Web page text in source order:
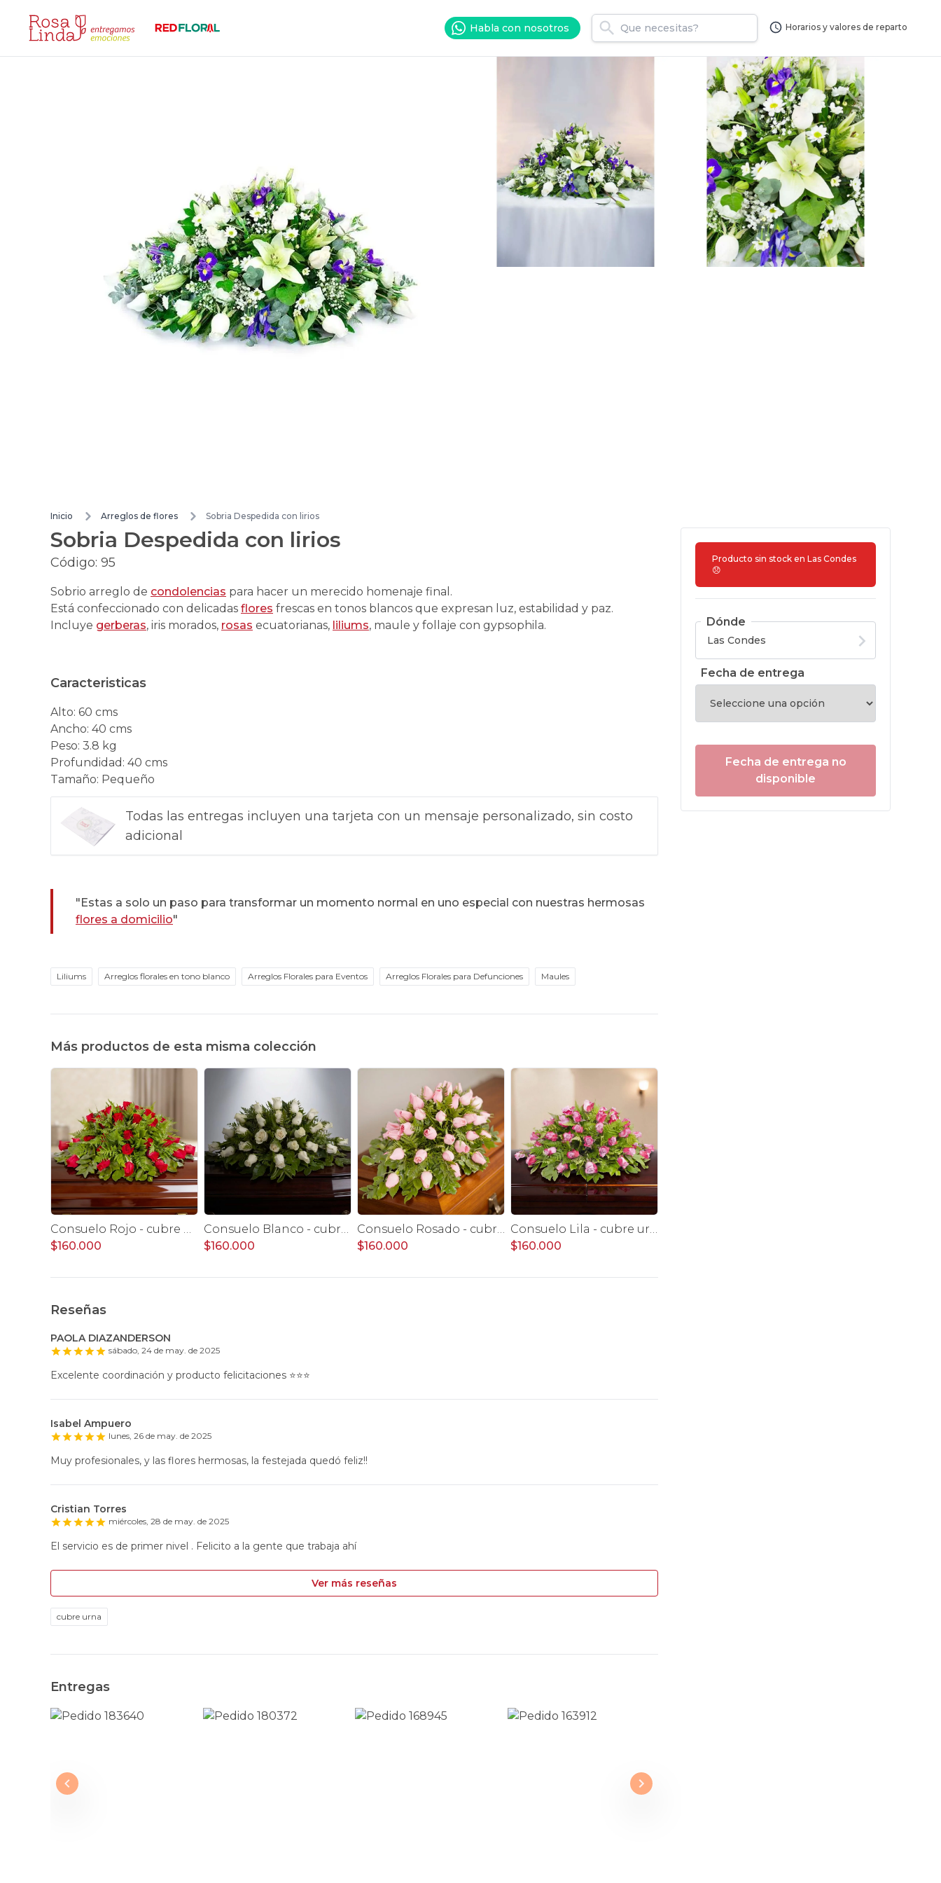
Habla con nosotros Horarios y valores de reparto
Inicio Arreglos de flores Sobria Despedida con lirios
Sobria Despedida con lirios
Código: 95
Sobrio arreglo de condolencias para hacer un merecido homenaje final.
Está confeccionado con delicadas flores frescas en tonos blancos que expresan luz, estabilidad y paz.
Incluye gerberas, iris morados, rosas ecuatorianas, liliums, maule y follaje con gypsophila.
Caracteristicas
Alto: 60 cms
Ancho: 40 cms
Peso: 3.8 kg
Profundidad : 40 cms
Tamaño: Pequeño
Todas las entregas incluyen una tarjeta con un mensaje personalizado, sin costo
adicional
"Estas a solo un paso para transformar un momento normal en uno especial con nuestras hermosas
flores a domicilio"
Liliums Arreglos florales en tono blanco Arreglos Florales para Eventos Arreglos Florales para Defunciones Maules
Más productos de esta misma colección
Consuelo Rojo - cubre urna con 40 rosas ecuatorianas rojo
$160.000
Consuelo Blanco - cubre urna 40 rosas ecuatorianas blanco
$160.000
Consuelo Rosado - cubre urna 40 rosas ecuatorianas rosado
$160.000
Consuelo Lila - cubre urna 40 rosas ecuatorianas lila
$160.000
Reseñas
PAOLA DIAZANDERSON
sábado, 24 de may. de 2025
Excelente coordinación y producto felicitaciones ⭐️⭐️⭐️
Isabel Ampuero
lunes, 26 de may. de 2025
Muy profesionales, y las flores hermosas, la festejada quedó feliz!!
Cristian Torres
miércoles, 28 de may. de 2025
El servicio es de primer nivel . Felicito a la gente que trabaja ahí
Ver más reseñas
cubre urna
Entregas
Producto sin stock en Las Condes
😞
Dónde
Fecha de entrega
Fecha de entrega no
disponible